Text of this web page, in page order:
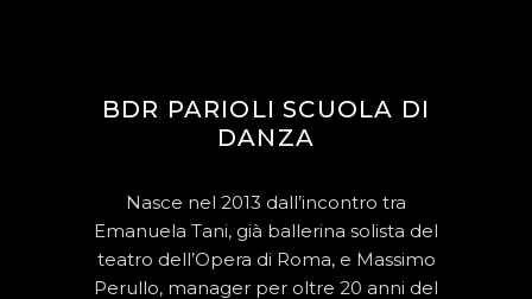
BDR PARIOLI SCUOLA DI
DANZA
Nasce nel 2013 dall’incontro tra
Emanuela Tani, già ballerina solista del
teatro dell’Opera di Roma, e Massimo
Perullo, manager per oltre 20 anni del